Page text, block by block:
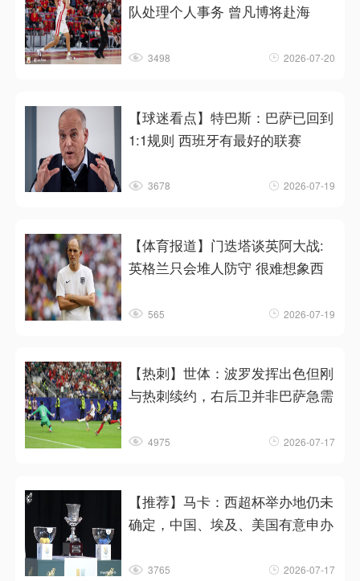
队处理个人事务 曾凡博将赴海
3498 2026-07-20
【球迷看点】特巴斯：巴萨已回到
1:1规则 西班牙有最好的联赛
3678 2026-07-19
【体育报道】门迭塔谈英阿大战:
英格兰只会堆人防守 很难想象西
565 2026-07-19
【热刺】世体：波罗发挥出色但刚
与热刺续约，右后卫并非巴萨急需
4975 2026-07-17
【推荐】马卡：西超杯举办地仍未
确定，中国、埃及、美国有意申办
3765 2026-07-17